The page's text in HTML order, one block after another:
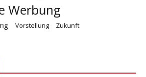
Werbung
Vorstellung Zukunft